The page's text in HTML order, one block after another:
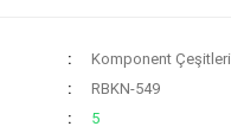
Komponent Çeşitleri
RBKN-549
5